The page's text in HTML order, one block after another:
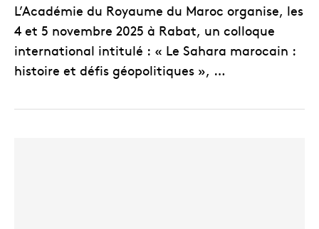
L’Académie du Royaume du Maroc organise, les
4 et 5 novembre 2025 à Rabat, un colloque
international intitulé : « Le Sahara marocain :
histoire et défis géopolitiques », …